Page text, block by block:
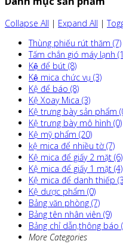
Collapse All | Expand All |
Thùng phiếu rút thăm (7)
Tấm chắn gió máy lạnh
Kệ để bút (8)
Kệ mica chức vụ (3)
Kệ để báo (8)
Kệ Xoay Mica (3)
Kệ trưng bày sản phẩm
Kệ trưng bày mô hình (0)
Kệ mỹ phẩm (20)
kệ mica để nhiều tờ (7)
Kệ mica để giấy 2 mặt (6)
Kệ mica để giấy 1 mặt (4)
Kệ mica để danh thiếp
Kệ dược phẩm (0)
Bảng văn phòng (7)
Bảng tên nhân viên (9)
Bảng chỉ dẫn,thông báo
More Categories